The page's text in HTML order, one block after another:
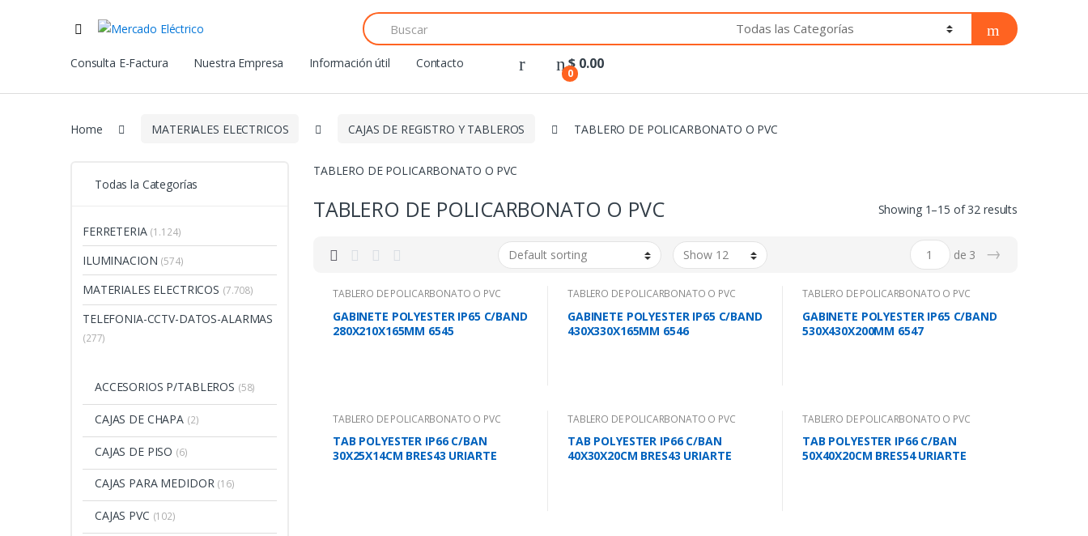
Search
for:
Consulta E-Factura
Nuestra Empresa Información útil Contacto
0
$ 0.00
Home MATERIALES ELECTRICOS CAJAS DE REGISTRO Y TABLEROS TABLERO DE POLICARBONATO O PVC
TABLERO DE POLICARBONATO O PVC
TABLERO DE POLICARBONATO O PVC Showing 1–15 of 32 results
de 3 →
TABLERO DE POLICARBONATO O PVC
GABINETE POLYESTER IP65 C/BAND
280X210X165MM 6545
TABLERO DE POLICARBONATO O PVC
GABINETE POLYESTER IP65 C/BAND
430X330X165MM 6546
TABLERO DE POLICARBONATO O PVC
GABINETE POLYESTER IP65 C/BAND
530X430X200MM 6547
TABLERO DE POLICARBONATO O PVC
TAB POLYESTER IP66 C/BAN
30X25X14CM BRES43 URIARTE
TABLERO DE POLICARBONATO O PVC
TAB POLYESTER IP66 C/BAN
40X30X20CM BRES43 URIARTE
TABLERO DE POLICARBONATO O PVC
TAB POLYESTER IP66 C/BAN
50X40X20CM BRES54 URIARTE
Todas la Categorías
FERRETERIA (1.124)
ILUMINACION (574)
MATERIALES ELECTRICOS (7.708)
TELEFONIA-CCTV-DATOS-ALARMAS
(277)
ACCESORIOS P/TABLEROS (58)
CAJAS DE CHAPA (2)
CAJAS DE PISO (6)
CAJAS PARA MEDIDOR (16)
CAJAS PVC (102)